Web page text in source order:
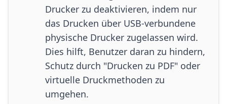
Drucker zu deaktivieren, indem nur
das Drucken über USB-verbundene
physische Drucker zugelassen wird.
Dies hilft, Benutzer daran zu hindern,
Schutz durch "Drucken zu PDF" oder
virtuelle Druckmethoden zu
umgehen.